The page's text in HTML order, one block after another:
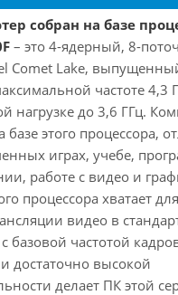
собран на базе
– это 4-ядерный, 8-
Comet Lake,
частоте 4,3
нагрузке до 3,6 ГГц.
этого процессора,
играх, учебе,
работе с видео и
процессора хватает
видео в
базовой частотой
достаточно высокой
делает ПК этой